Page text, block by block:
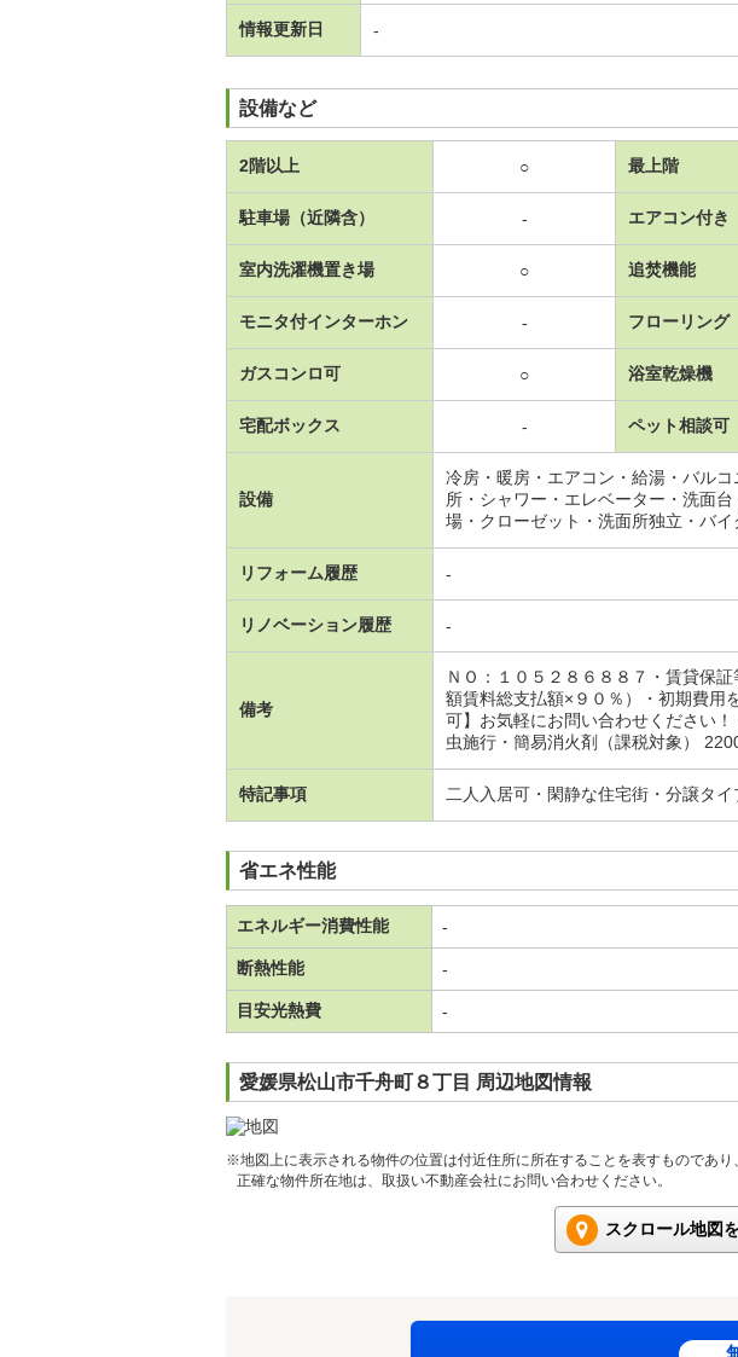
情報更新日 -
設備など
2階以上 ○ 最上階
駐車場（近隣含） - エアコン付き
室内洗濯機置き場 ○ 追焚機能
モニタ付インターホン - フローリング
ガスコンロ可 ○ 浴室乾燥機
宅配ボックス - ペット相談可
設備
冷房・暖房・エアコン・給湯・バル
所・シャワー・エレベーター・洗面
場・クローゼット・洗面所独立・バ
リフォーム履歴 -
リノベーション履歴 -
備考
ＮＯ：１０５２８６８８７・賃貸保
額賃料総支払額×９０％）・初期費用
可】お気軽にお問い合わせください
虫施行・簡易消火剤（課税対象）
特記事項 二人入居可・閑静な住宅街・分譲タ
省エネ性能
エネルギー消費性能 -
断熱性能 -
目安光熱費 -
愛媛県松山市千舟町８丁目 周辺地図情報
※地図上に表示される物件の位置は付近住所に所在することを表すものであり
正確な物件所在地は、取扱い不動産会社にお問い合わせください。
スクロール地図